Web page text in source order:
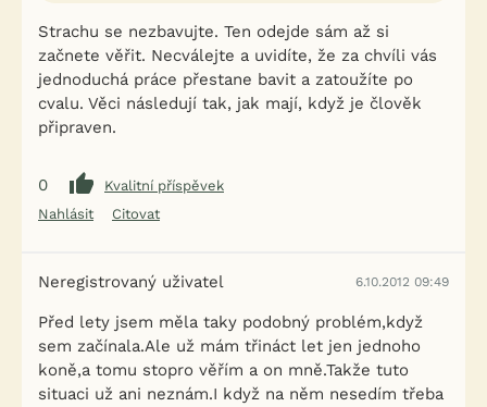
Strachu se nezbavujte. Ten odejde sám až si
začnete věřit. Necválejte a uvidíte, že za chvíli vás
jednoduchá práce přestane bavit a zatoužíte po
cvalu. Věci následují tak, jak mají, když je člověk
připraven.
0
Kvalitní příspěvek
Nahlásit
Citovat
Neregistrovaný uživatel 6.10.2012 09:49
Před lety jsem měla taky podobný problém,když
sem začínala.Ale už mám třináct let jen jednoho
koně,a tomu stopro věřím a on mně.Takže tuto
situaci už ani neznám.I když na něm nesedím třeba